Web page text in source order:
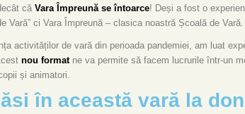
că Vara Împreună se întoarce! Deși a fost o
Vară” ci Vara Împreună – clasica noastră Școală de Vară.
activităților de vară din perioada pandemiei, am luat
nou formatne va permite să facem lucrurile într-un
și animatori.
în această vară la